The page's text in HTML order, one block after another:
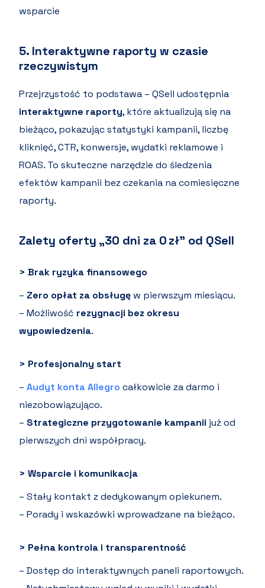
wsparcie
5. Interaktywne raporty w czasie
rzeczywistym
Przejrzystość to podstawa – QSell udostępnia
interaktywne raporty, które aktualizują się na
bieżąco, pokazując statystyki kampanii, liczbę
kliknięć, CTR, konwersje, wydatki reklamowe i
ROAS. To skuteczne narzędzie do śledzenia
efektów kampanii bez czekania na comiesięczne
raporty.
Zalety oferty „30 dni za 0 zł” od QSell
> Brak ryzyka finansowego
– Zero opłat za obsługę w pierwszym miesiącu.
– Możliwość rezygnacji bez okresu
wypowiedzenia.
> Profesjonalny start
–Audyt konta Allegro całkowicie za darmo i
niezobowiązująco.
– Strategiczne przygotowanie kampanii już od
pierwszych dni współpracy.
> Wsparcie i komunikacja
– Stały kontakt z dedykowanym opiekunem.
– Porady i wskazówki wprowadzane na bieżąco.
> Pełna kontrola i transparentność
– Dostęp do interaktywnych paneli raportowych.